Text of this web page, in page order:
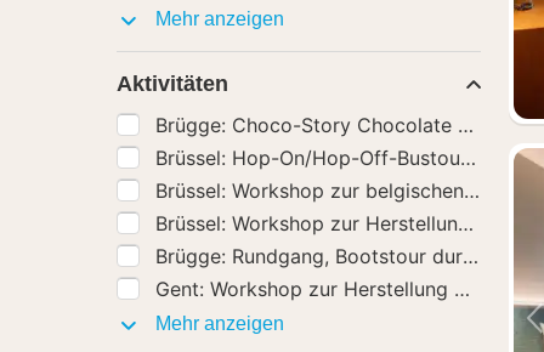
Mehr anzeigen
Aktivitäten
Brüssel: Hop-On/Hop-Off-Bustour
Mehr anzeigen